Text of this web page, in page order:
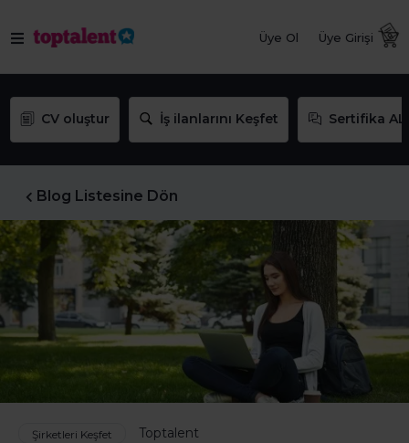
Üye Ol Üye Girişi
CV oluştur İş ilanlarını Keşfet Sertifika AL
Blog Listesine Dön
Şirketleri Keşfet Toptalent